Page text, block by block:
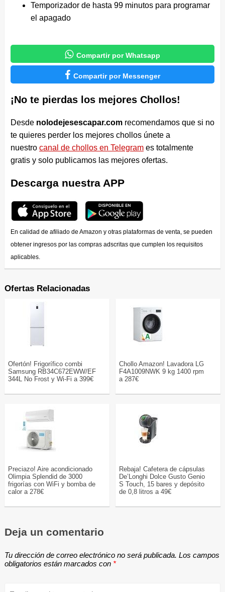
Temporizador de hasta 99 minutos para programar
el apagado
 Compartir por Whatsapp
 Compartir por Messenger
¡No te pierdas los mejores Chollos!
Desde nolodejesescapar.comrecomendamos que si no
te quieres perder los mejores chollos únete a
nuestro canal de chollos en Telegrames totalmente
gratis y solo publicamos las mejores ofertas.
Descarga nuestra APP
En calidad de afiliado de Amazon y otras plataformas de venta, se pueden
obtener ingresos por las compras adscritas que cumplen los requisitos
aplicables.
Ofertas Relacionadas
Ofertón! Frigorífico combi
Samsung RB34C672EWW/EF
344L No Frost y Wi-Fi a 399€
Chollo Amazon! Lavadora LG
F4A1009NWK 9 kg 1400 rpm
a 287€
Preciazo! Aire acondicionado
Olimpia Splendid de 3000
frigorías con WiFi y bomba de
calor a 278€
Rebaja! Cafetera de cápsulas
De’Longhi Dolce Gusto Genio
S Touch, 15 bares y depósito
de 0,8 litros a 49€
Deja un comentario
Tu dirección de correo electrónico no será publicada. Los campos
obligatorios están marcados con *